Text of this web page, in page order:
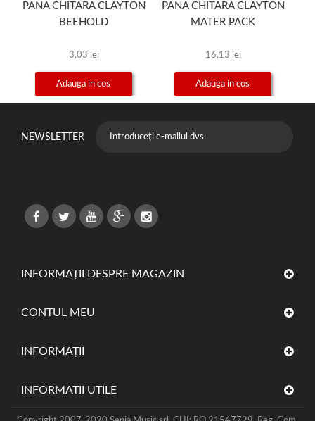
PANA CHITARA CLAYTON
BEEHOLD
3,03 lei
Adauga in cos
PANA CHITARA CLAYTON
MATER PACK
16,13 lei
Adauga in cos
NEWSLETTER
INFORMAȚII DESPRE MAGAZIN
CONTUL MEU
INFORMAŢII
INFORMATII UTILE